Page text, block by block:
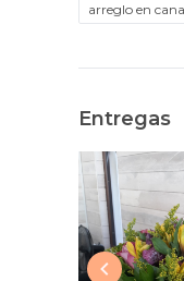
arreglo en
Entregas